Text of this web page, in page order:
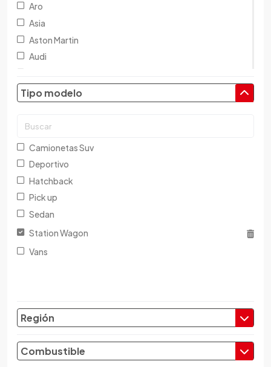
Aro
Asia
Aston Martin
Audi
Baic
Bentley
Buick
Changan
Changfeng
Chevrolet
Chrysler
Citroen
Cupra
Tipo modelo
Camionetas Suv
Deportivo
Hatchback
Pick up
Sedan
Station Wagon
Vans
Región
Combustible